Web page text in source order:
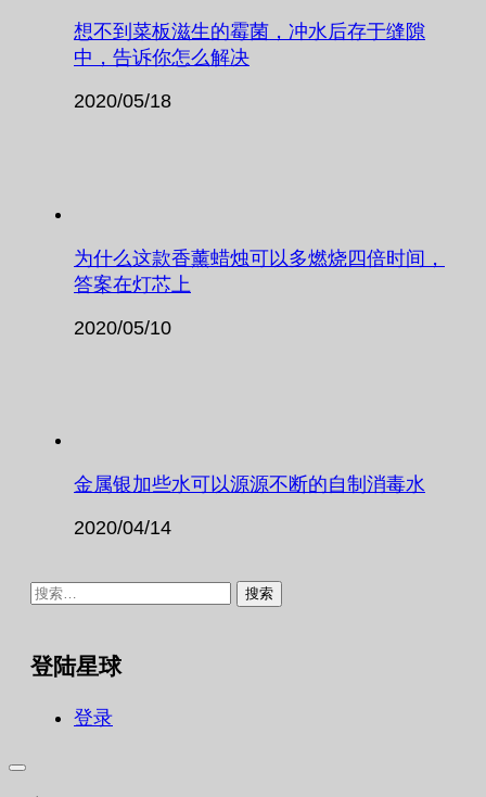
想不到菜板滋生的霉菌，冲水后存于缝隙
中，告诉你怎么解决
2020/05/18
为什么这款香薰蜡烛可以多燃烧四倍时间，
答案在灯芯上
2020/05/10
金属银加些水可以源源不断的自制消毒水
2020/04/14
搜
登陆星球
登录